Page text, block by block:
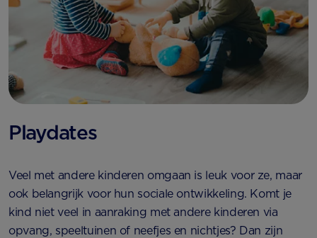
Playdates
Veel met andere kinderen omgaan is leuk voor ze, maar
ook belangrijk voor hun sociale ontwikkeling. Komt je
kind niet veel in aanraking met andere kinderen via
opvang, speeltuinen of neefjes en nichtjes? Dan zijn